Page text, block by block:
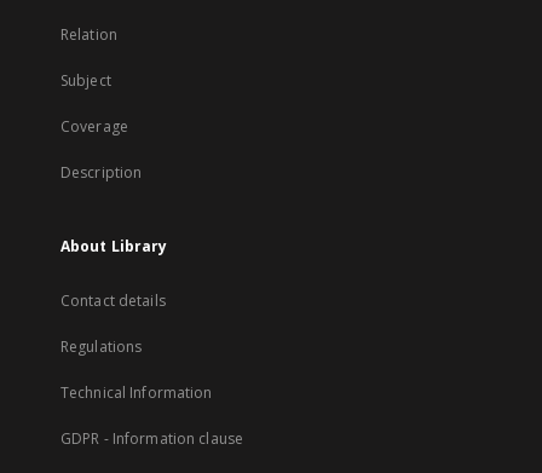
Relation
Subject
Coverage
Description
About Library
Contact details
Regulations
Technical Information
GDPR - Information clause